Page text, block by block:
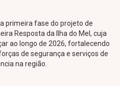
primeira fase do projeto de
Resposta da Ilha do Mel, cuja
ao longo de 2026, fortalecendo
de segurança e serviços de
na região.